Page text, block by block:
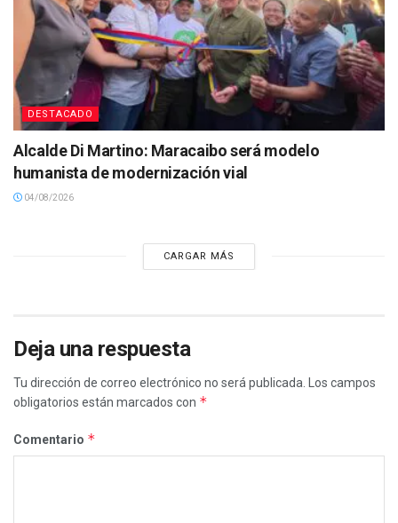
DESTACADO
Alcalde Di Martino: Maracaibo será modelo
humanista de modernización vial
04/08/2026
CARGAR MÁS
Deja una respuesta
Tu dirección de correo electrónico no será publicada.
Los campos
obligatorios están marcados con *
Comentario *